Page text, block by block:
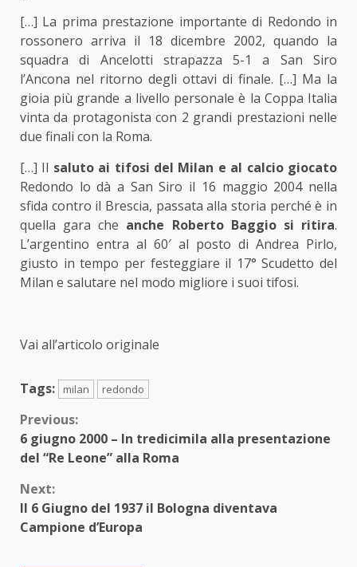
[…] La prima prestazione importante di Redondo in
rossonero arriva il 18 dicembre 2002, quando la
squadra di Ancelotti strapazza 5-1 a San Siro
l’Ancona nel ritorno degli ottavi di finale. […] Ma la
gioia più grande a livello personale è la Coppa Italia
vinta da protagonista con 2 grandi prestazioni nelle
due finali con la Roma.
[…] Il saluto ai tifosi del Milan e al calcio giocato
Redondo lo dà a San Siro il 16 maggio 2004 nella
sfida contro il Brescia, passata alla storia perché è in
quella gara che anche Roberto Baggio si ritira.
L’argentino entra al 60′ al posto di Andrea Pirlo,
giusto in tempo per festeggiare il 17° Scudetto del
Milan e salutare nel modo migliore i suoi tifosi.
Vai all’articolo originale
Tags: milan redondo
Continue
Reading
Previous:
6 giugno 2000 – In tredicimila alla presentazione
del “Re Leone” alla Roma
Next:
Il 6 Giugno del 1937 il Bologna diventava
Campione d’Europa